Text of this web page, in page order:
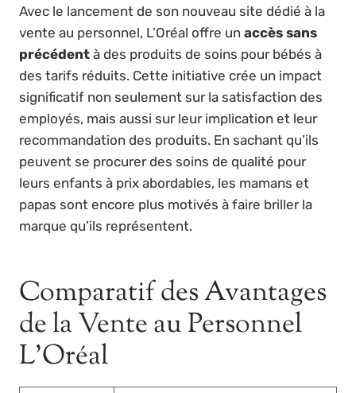
Avec le lancement de son nouveau site dédié à la
vente au personnel, L’Oréal offre un accès sans
précédent à des produits de soins pour bébés à
des tarifs réduits. Cette initiative crée un impact
significatif non seulement sur la satisfaction des
employés, mais aussi sur leur implication et leur
recommandation des produits. En sachant qu’ils
peuvent se procurer des soins de qualité pour
leurs enfants à prix abordables, les mamans et
papas sont encore plus motivés à faire briller la
marque qu’ils représentent.
Comparatif des Avantages
de la Vente au Personnel
L’Oréal